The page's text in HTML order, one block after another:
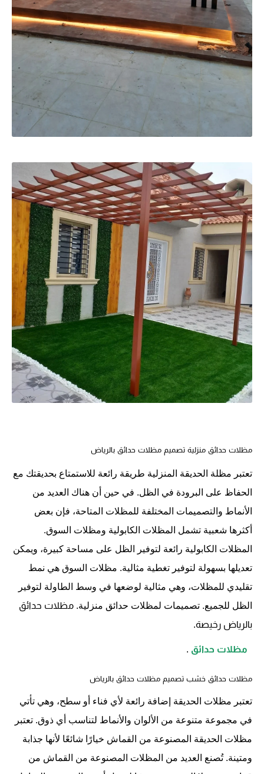
مظلات حدائق منزلية تصميم مظلات حدائق بالرياض
تعتبر مظلة الحديقة المنزلية طريقة رائعة للاستمتاع بحديقتك مع
الحفاظ على البرودة في الظل. في حين أن هناك العديد من
الأنماط والتصميمات المختلفة للمظلات المتاحة، فإن بعض
أكثرها شعبية تشمل المظلات الكابولية ومظلات السوق.
المظلات الكابولية رائعة لتوفير الظل على مساحة كبيرة، ويمكن
تعديلها بسهولة لتوفير تغطية مثالية. مظلات السوق هي نمط
تقليدي للمظلات، وهي مثالية لوضعها في وسط الطاولة لتوفير
الظل للجميع. تصميمات لمظلات حدائق منزلية
بالرياض رخيصة.
مظلات حدائق .
مظلات حدائق خشب تصميم مظلات حدائق بالرياض
تعتبر مظلات الحديقة إضافة رائعة لأي فناء أو سطح، وهي تأتي
في مجموعة متنوعة من الألوان والأنماط لتناسب أي ذوق. تعتبر
مظلات الحديقة المصنوعة من القماش خيارًا شائعًا لأنها جذابة
ومتينة. تُصنع العديد من المظلات المصنوعة من القماش من